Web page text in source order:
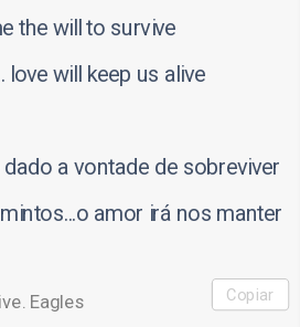
the will to survive
love will keep us alive
a vontade de sobreviver
amor irá nos manter
Eagles Copiar